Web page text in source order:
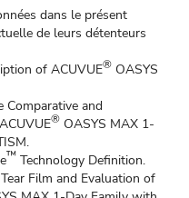
dans le présent
de leurs détenteurs
of ACUVUE® OASYS
Comparative and
® OASYS MAX 1-
™ Technology Definition.
Film and Evaluation of